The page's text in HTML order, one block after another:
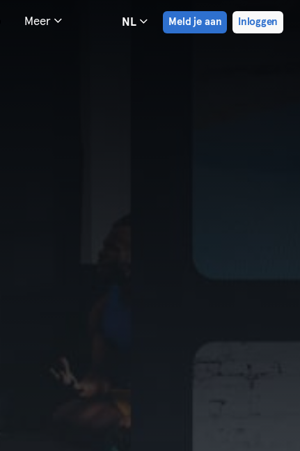
Meer NL Meld je aan Inloggen